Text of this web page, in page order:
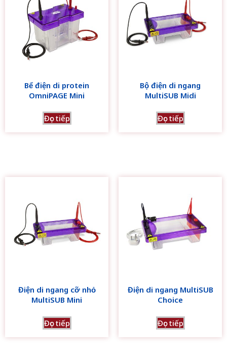
Bể điện di protein
OmniPAGE Mini
Đọc tiếp
Bộ điện di ngang
MultiSUB Midi
Đọc tiếp
Điện di ngang cỡ nhỏ
MultiSUB Mini
Đọc tiếp
Điện di ngang MultiSUB
Choice
Đọc tiếp